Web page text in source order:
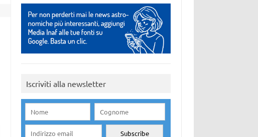
Iscriviti alla newsletter